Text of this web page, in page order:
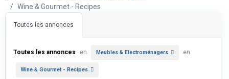
Wine & Gourmet - Recipes
Toutes les annonces
Toutes les annonces en Meubles & Electroménagers en
Wine & Gourmet - Recipes